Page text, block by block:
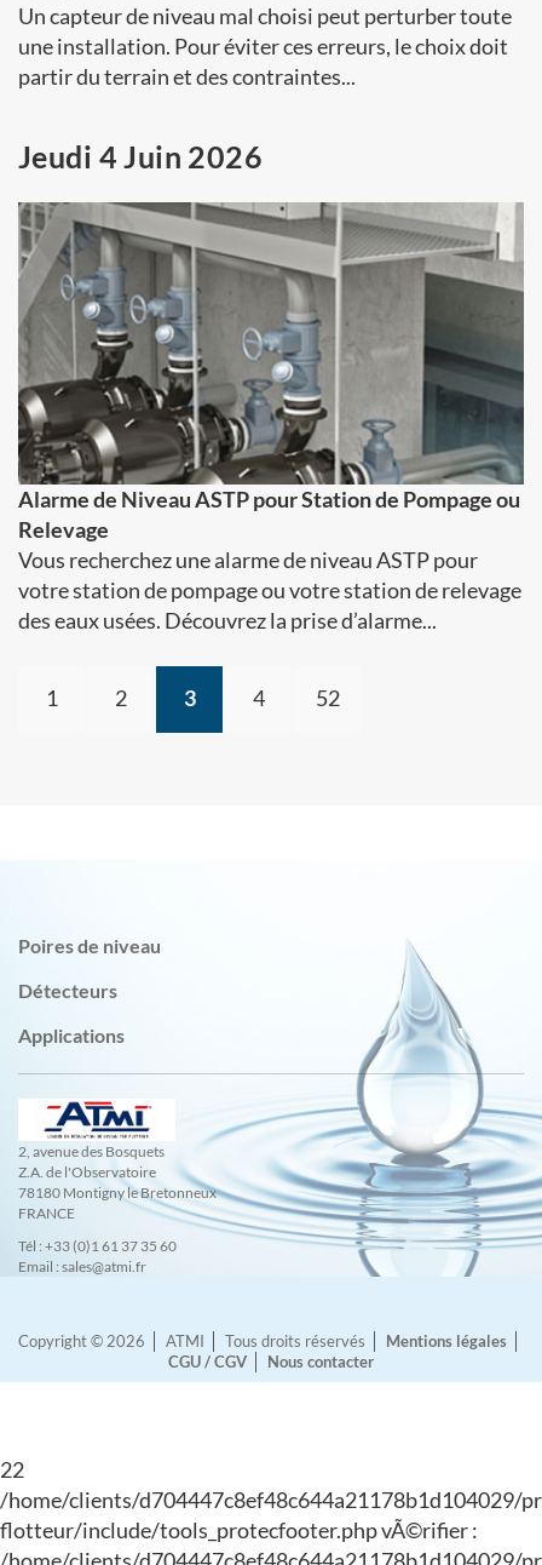
Un capteur de niveau mal choisi peut perturber toute
une installation. Pour éviter ces erreurs, le choix doit
partir du terrain et des contraintes...
Jeudi 4 Juin 2026
Alarme de Niveau ASTP pour Station de Pompage ou
Relevage
Vous recherchez une alarme de niveau ASTP pour
votre station de pompage ou votre station de relevage
des eaux usées. Découvrez la prise d’alarme...
1 2 3 4 52
Poires de niveau
Détecteurs
Applications
2, avenue des Bosquets
Z.A. de l'Observatoire
78180 Montigny le Bretonneux
FRANCE
Tél : +33 (0)1 61 37 35 60
Email : sales@atmi.fr
Copyright © 2026 ATMI Tous droits réservés
Mentions légales
CGU / CGV
Nous contacter
22
/home/clients/d704447c8ef48c644a21178b1d104029/
flotteur/include/tools_protecfooter.php vÃ©rifier :
/home/clients/d704447c8ef48c644a21178b1d104029/